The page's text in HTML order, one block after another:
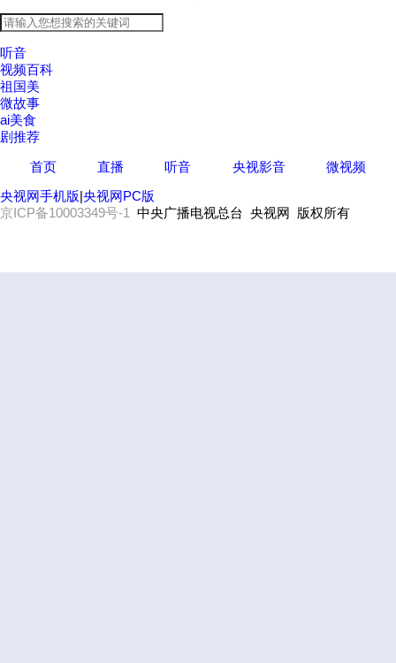
听音
视频百科
祖国美
微故事
ai美食
剧推荐
首页
直播 听音 央视影音
微视频
央视网手机版|央视网PC版
京ICP备10003349号-1
中央广播电视总台 央视网 版权所有